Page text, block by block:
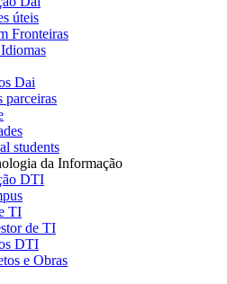
úteis
Fronteiras
Dai
parceiras
students
da Informação
DTI
TI
de TI
DTI
e Obras